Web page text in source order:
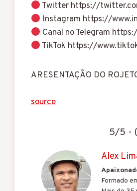
Twitter https://
Instagram https://
Canal no Telegram
TikTok https://
ARESENTAÇÃO DO
source
5/5 -
Alex
Formado